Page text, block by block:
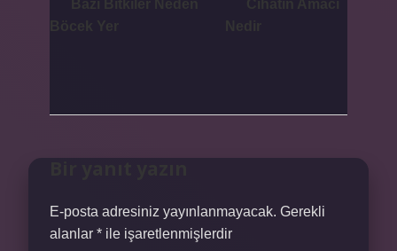
E-posta adresiniz yayınlanmayacak. Gerekli
alanlar * ile işaretlenmişlerdir